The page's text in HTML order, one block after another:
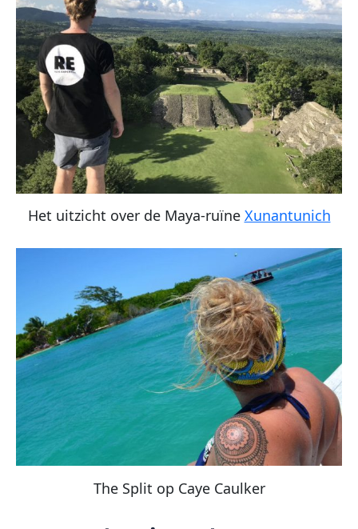
Het uitzicht over de Maya-ruïne Xunantunich
The Split op Caye Caulker